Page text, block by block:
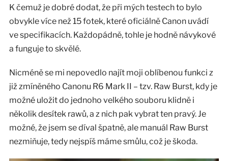
K čemuž je dobré dodat, že při mých testech to bylo
obvykle více než 15 fotek, které oficiálně Canon uvádí
ve specifikacích. Každopádně, tohle je hodně návykové
a funguje to skvělé.
Nicméně se mi nepovedlo najít moji oblíbenou funkci z
již zmíněného Canonu R6 Mark II – tzv. Raw Burst, kdy je
možné uložit do jednoho velkého souboru klidně i
několik desítek rawů, a z nich pak vybrat ten pravý. Je
možné, že jsem se díval špatně, ale manuál Raw Burst
nezmiňuje, tedy nejspíš máme smůlu, což je škoda.